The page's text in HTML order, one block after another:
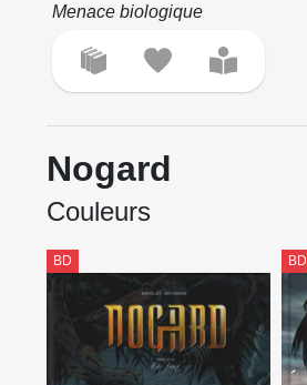
Menace biologique
Nogard
Couleurs
BD BD